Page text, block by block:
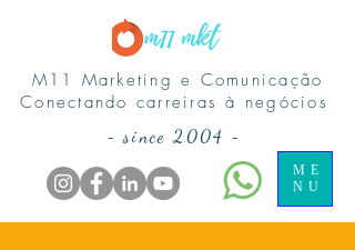
M11 Marketing e Comunicação
Conectando carreiras à negócios
ME
NU
-since 2004 -